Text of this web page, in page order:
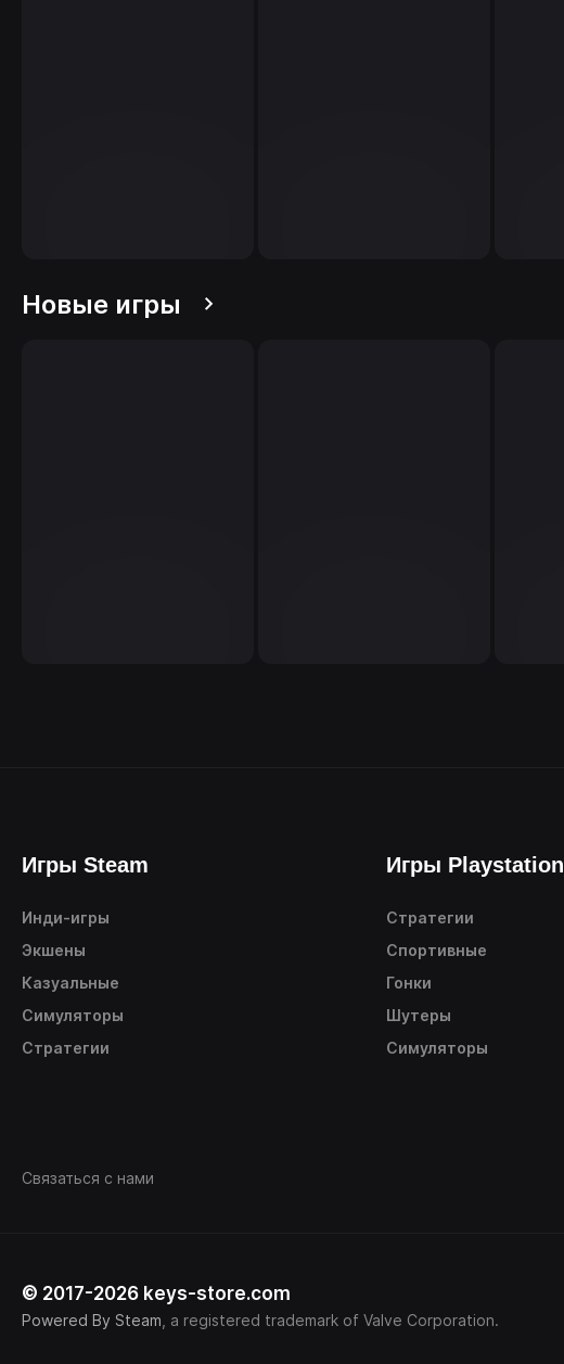
Новые игры
Игры Steam
Инди-игры
Экшены
Казуальные
Симуляторы
Стратегии
Игры Playstation
Стратегии
Спортивные
Гонки
Шутеры
Симуляторы
Связаться с нами
© 2017-2026 keys-store.com
Powered By Steam , a registered trademark of Valve Corporation.